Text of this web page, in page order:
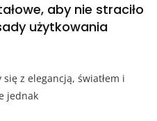
aby nie straciło
użytkowania
się z elegancją, światłem i
jednak